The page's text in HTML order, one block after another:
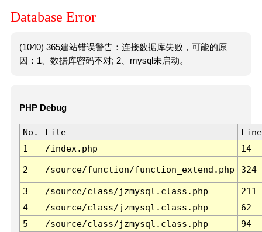
Database Error
(1040) 365建站错误警告：连接数据库失败，可能的原
因：1、数据库密码不对; 2、mysql未启动。
PHP Debug
No. File
Line
1
/index.php 14
2 /source/function/function_extend.php 324
3 /source/class/jzmysql.class.php
211
4
/source/class/jzmysql.class.php
62
5
/source/class/jzmysql.class.php
94